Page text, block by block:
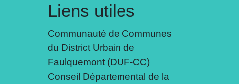
Liens utiles
Communauté de Communes
du District Urbain de
Faulquemont (DUF-CC)
Conseil Départemental de la